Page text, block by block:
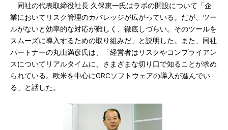
同社の代表取締役社長 久保恵一氏はラボの開設について「企
業においてリスク管理のカバレッジが広がっている。だが、ツー
ルがないと効率的な対応が難しく、徹底しづらい。そのツールを
スムーズに導入するための取り組みだ」と説明した。また、同社
パートナーの丸山満彦氏は、「経営者はリスクやコンプライアン
スについてリアルタイムに、さまざまな切り口で知ることが求め
られている。欧米を中心にGRCソフトウェアの導入が進んでい
る」と話した。